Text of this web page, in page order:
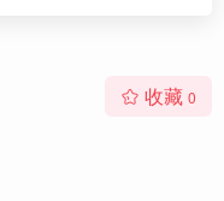
收藏 0